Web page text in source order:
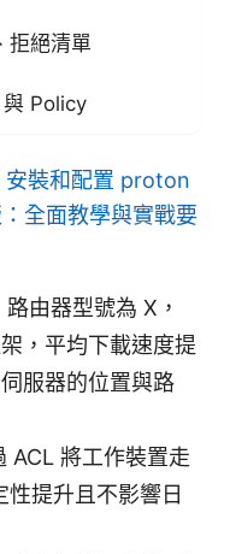
拒絕清單
Policy
安裝和配置 proton
全面教學與實戰要
由器型號為 X，
，平均下載速度提
服器的位置與路
ACL 將工作裝置走
提升且不影響日